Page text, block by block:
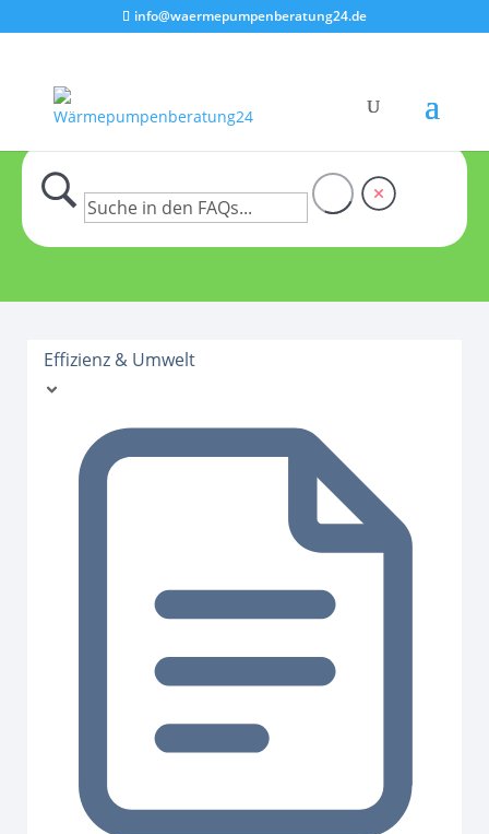
info@waermepumpenberatung24.de
Effizienz & Umwelt